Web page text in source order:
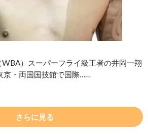
）スーパーフライ級王者の井岡一翔
京・両国国技館で国際……
さらに見る